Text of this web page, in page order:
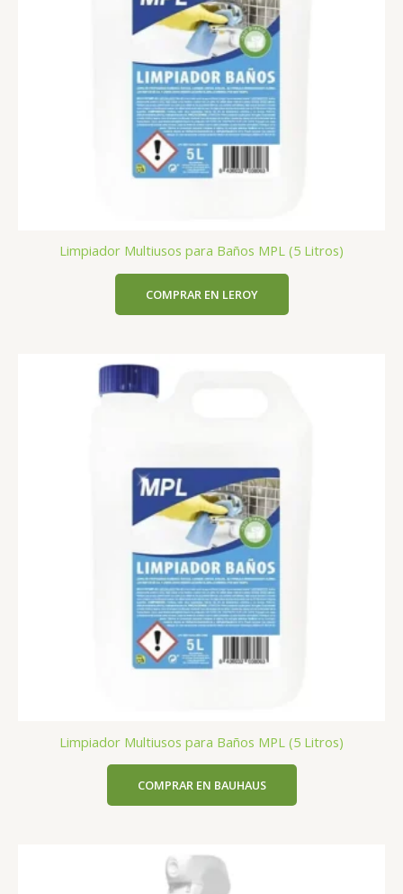
Limpiador Multiusos para Baños MPL (5 Litros)
COMPRAR EN LEROY
Limpiador Multiusos para Baños MPL (5 Litros)
COMPRAR EN BAUHAUS